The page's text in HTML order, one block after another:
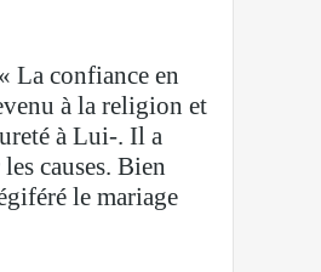
La confiance en
à la religion et
à Lui-. Il a
causes. Bien
le mariage